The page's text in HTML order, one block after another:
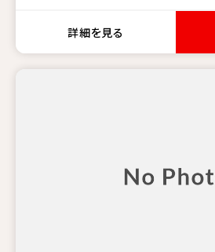
詳細を見る